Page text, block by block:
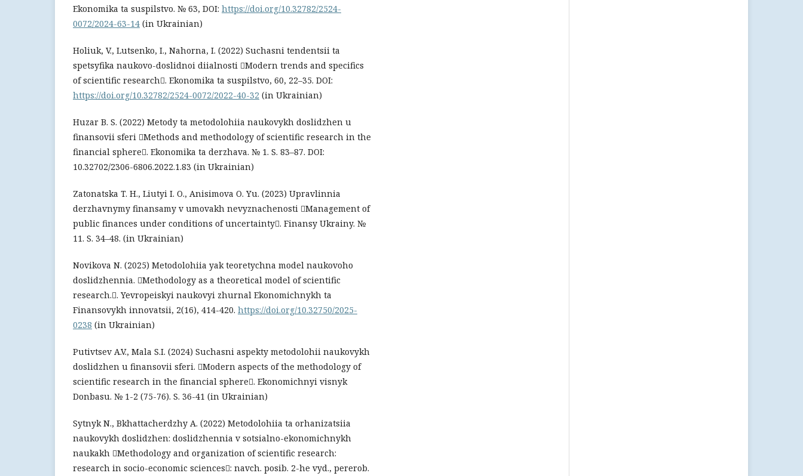
Ekonomika ta suspilstvo. № 63, DOI: https://doi.org/10.32782/2524-
0072/2024-63-14 (in Ukrainian)
Holiuk, V., Lutsenko, I., Nahorna, I. (2022) Suchasni tendentsii ta
spetsyfika naukovo-doslidnoi diialnosti Modern trends and specifics
of scientific research. Ekonomika ta suspilstvo, 60, 22–35. DOI:
https://doi.org/10.32782/2524-0072/2022-40-32 (in Ukrainian)
Huzar B. S. (2022) Metody ta metodolohiia naukovykh doslidzhen u
finansovii sferi Methods and methodology of scientific research in the
financial sphere. Ekonomika ta derzhava. № 1. S. 83–87. DOI:
10.32702/2306-6806.2022.1.83 (in Ukrainian)
Zatonatska T. H., Liutyi I. O., Anisimova O. Yu. (2023) Upravlinnia
derzhavnymy finansamy v umovakh nevyznachenosti Management of
public finances under conditions of uncertainty. Finansy Ukrainy. №
11. S. 34–48. (in Ukrainian)
Novikova N. (2025) Metodolohiia yak teoretychna model naukovoho
doslidzhennia. Methodology as a theoretical model of scientific
research.. Yevropeiskyi naukovyi zhurnal Ekonomichnykh ta
Finansovykh innovatsii, 2(16), 414-420. https://doi.org/10.32750/2025-
0238 (in Ukrainian)
Putivtsev A.V., Mala S.I. (2024) Suchasni aspekty metodolohii naukovykh
doslidzhen u finansovii sferi. Modern aspects of the methodology of
scientific research in the financial sphere. Ekonomichnyi visnyk
Donbasu. № 1-2 (75-76). S. 36-41 (in Ukrainian)
Sytnyk N., Bkhattacherdzhy A. (2022) Metodolohiia ta orhanizatsiia
naukovykh doslidzhen: doslidzhennia v sotsialno-ekonomichnykh
naukakh Methodology and organization of scientific research:
research in socio-economic sciences: navch. posib. 2-he vyd., pererob.